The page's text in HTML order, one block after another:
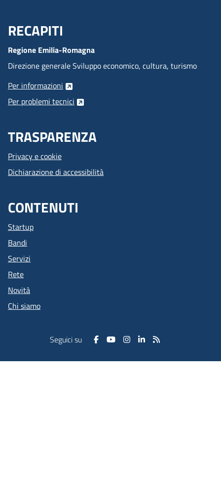
Menu Footer
RECAPITI
Regione Emilia-Romagna
Direzione generale Sviluppo economico, cultura, turismo
Per informazioni
Per problemi tecnici
TRASPARENZA
Privacy e cookie
Dichiarazione di accessibilità
CONTENUTI
Startup
Bandi
Servizi
Rete
Novità
Chi siamo
Seguici su